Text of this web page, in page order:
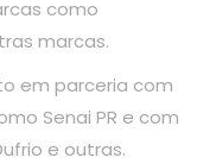
como
marcas.
em parceria com
Senai PR e com
e outras.